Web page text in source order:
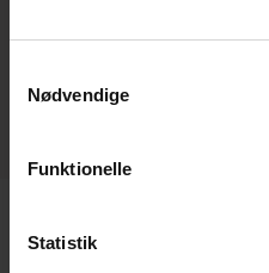
Nødvendige
Funktionelle
Statistik